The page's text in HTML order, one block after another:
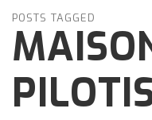
POSTS TAGGED